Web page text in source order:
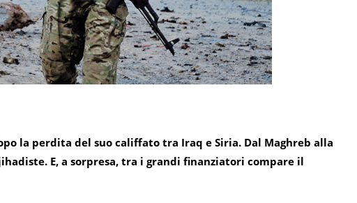
la perdita del suo califfato tra Iraq e Siria. Dal Maghreb alla
E, a sorpresa, tra i grandi finanziatori compare il